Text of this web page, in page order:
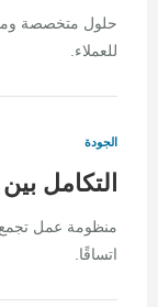
حلول متخصصة
للعملاء.
الجودة
التكامل بين
منظومة عمل تجمع
اتساقًا.